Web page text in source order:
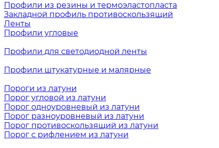
Профили из резины и термоэластопласта
Закладной профиль противоскользящий
Ленты
Профили угловые
Профили для светодиодной ленты
Профили штукатурные и малярные
Пороги из латуни
Порог угловой из латуни
Порог одноуровневый из латуни
Порог разноуровневый из латуни
Порог противоскользящий из латуни
Порог с рифлением из латуни